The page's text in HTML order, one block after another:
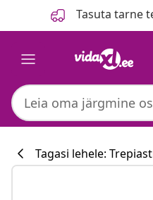
Tasuta tarne
Tagasi lehele: